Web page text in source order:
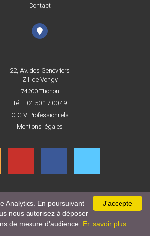
Contact
22, Av. des Genévriers
Z.I. de Vongy
74200 Thonon
Tél. : 04 50 17 00 49
C.G.V. Professionnels
Mentions légales
INSCRIVEZ-VOUS
À NOTRE NEWSLETTER
J'accepte
Analytics. En poursuivant
nous autorisez à déposer
de mesure d'audience. En savoir plus